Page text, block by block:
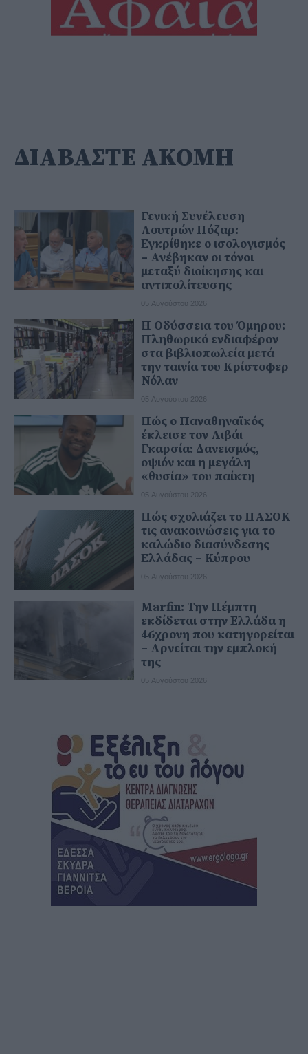
ΔΙΑΒΑΣΤΕ ΑΚΟΜΗ
Γενική Συνέλευση
Λουτρών Πόζαρ:
Εγκρίθηκε ο ισολογισμός
– Ανέβηκαν οι τόνοι
μεταξύ διοίκησης και
αντιπολίτευσης
05 Αυγούστου 2026
Η Οδύσσεια του Όμηρου:
Πληθωρικό ενδιαφέρον
στα βιβλιοπωλεία μετά
την ταινία του Κρίστοφερ
Νόλαν
05 Αυγούστου 2026
Πώς ο Παναθηναϊκός
έκλεισε τον Λιβάι
Γκαρσία: Δανεισμός,
οψιόν και η μεγάλη
«θυσία» του παίκτη
05 Αυγούστου 2026
Πώς σχολιάζει το ΠΑΣΟΚ
τις ανακοινώσεις για το
καλώδιο διασύνδεσης
Ελλάδας – Κύπρου
05 Αυγούστου 2026
Marfin: Την Πέμπτη
εκδίδεται στην Ελλάδα η
46χρονη που κατηγορείται
– Αρνείται την εμπλοκή
της
05 Αυγούστου 2026